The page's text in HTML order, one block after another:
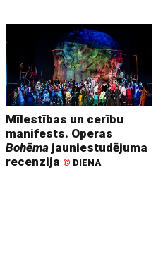
Mīlestības un cerību
manifests. Operas
Bohēma jauniestudējuma
recenzija © DIENA